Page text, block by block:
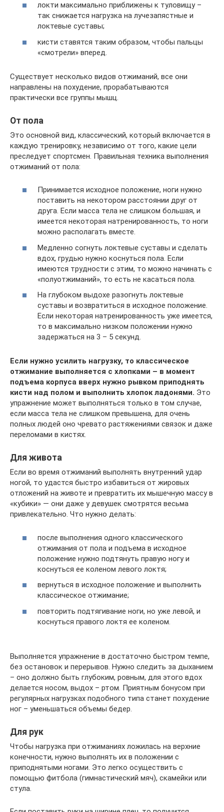
локти максимально приближены к туловищу –
так снижается нагрузка на лучезапястные и
локтевые суставы;
кисти ставятся таким образом, чтобы пальцы
«смотрели» вперед.
Существует несколько видов отжиманий, все они
направлены на похудение, прорабатываются
практически все группы мышц.
От пола
Это основной вид, классический, который включается в
каждую тренировку, независимо от того, какие цели
преследует спортсмен. Правильная техника выполнения
отжиманий от пола:
Принимается исходное положение, ноги нужно
поставить на некотором расстоянии друг от
друга. Если масса тела не слишком большая, и
имеется некоторая натренированность, то ноги
можно располагать вместе.
Медленно согнуть локтевые суставы и сделать
вдох, грудью нужно коснуться пола. Если
имеются трудности с этим, то можно начинать с
«полуотжиманий», то есть не касаться пола.
На глубоком выдохе разогнуть локтевые
суставы и возвратиться в исходное положение.
Если некоторая натренированность уже имеется,
то в максимально низком положении нужно
задержаться на 3 – 5 секунд.
Если нужно усилить нагрузку, то классическое
отжимание выполняется с хлопками – в момент
подъема корпуса вверх нужно рывком приподнять
кисти над полом и выполнить хлопок ладонями. Это
упражнение может выполняться только в том случае,
если масса тела не слишком превышена, для очень
полных людей оно чревато растяжениями связок и даже
переломами в кистях.
Для живота
Если во время отжиманий выполнять внутренний удар
ногой, то удастся быстро избавиться от жировых
отложений на животе и превратить их мышечную массу в
«кубики» — они даже у девушек смотрятся весьма
привлекательно. Что нужно делать:
после выполнения одного классического
отжимания от пола и подъема в исходное
положение нужно подтянуть правую ногу и
коснуться ее коленом левого локтя;
вернуться в исходное положение и выполнить
классическое отжимание;
повторить подтягивание ноги, но уже левой, и
коснуться правого локтя ее коленом.
Выполняется упражнение в достаточно быстром темпе,
без остановок и перерывов. Нужно следить за дыханием
– оно должно быть глубоким, ровным, для этого вдох
делается носом, выдох – ртом. Приятным бонусом при
регулярных нагрузках подобного типа станет похудение
ног – уменьшаться объемы бедер.
Для рук
Чтобы нагрузка при отжиманиях ложилась на верхние
конечности, нужно выполнять их в положении с
приподнятыми ногами. Это легко осуществить с
помощью фитбола (гимнастический мяч), скамейки или
стула.